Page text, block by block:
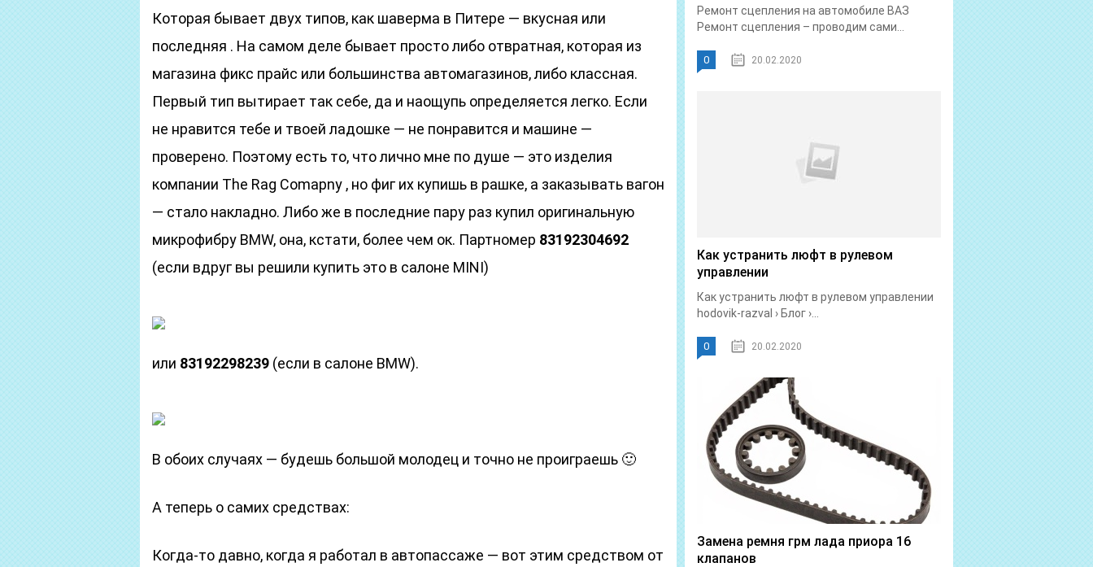
Которая бывает двух типов, как шаверма в Питере — вкусная или
последняя . На самом деле бывает просто либо отвратная, которая из
магазина фикс прайс или большинства автомагазинов, либо классная.
Первый тип вытирает так себе, да и наощупь определяется легко. Если
не нравится тебе и твоей ладошке — не понравится и машине —
проверено. Поэтому есть то, что лично мне по душе — это изделия
компании The Rag Comapny , но фиг их купишь в рашке, а заказывать вагон
— стало накладно. Либо же в последние пару раз купил оригинальную
микрофибру BMW, она, кстати, более чем ок. Партномер 83192304692
(если вдруг вы решили купить это в салоне MINI)
или 83192298239 (если в салоне BMW).
В обоих случаях — будешь большой молодец и точно не проиграешь 🙂
А теперь о самих средствах:
Когда-то давно, когда я работал в автопассаже — вот этим средством от
Ремонт сцепления на автомобиле ВАЗ
Ремонт сцепления – проводим сами...
0 20.02.2020
Как устранить люфт в рулевом
управлении
Как устранить люфт в рулевом управлении
hodovik-razval › Блог ›...
0 20.02.2020
Замена ремня грм лада приора 16
клапанов